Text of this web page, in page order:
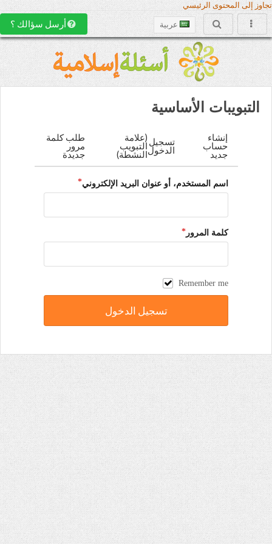
تجاوز إلى المحتوى الرئيسي
عربية أرسل سؤالك ؟
التبويبات الأساسية
إنشاء
حساب
جديد
تسجيل
الدخول
(علامة
التبويب
النشطة)
طلب كلمة
مرور
جديدة
اسم المستخدم، أو عنوان البريد الإلكتروني
كلمة المرور
Remember me